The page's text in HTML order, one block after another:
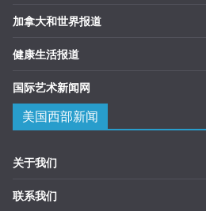
加拿大和世界报道
健康生活报道
国际艺术新闻网
美国西部新闻
关于我们
联系我们